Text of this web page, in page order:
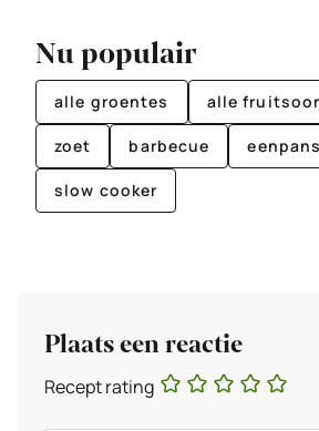
Nu populair
alle groentes alle
zoet barbecue
slow cooker
Plaats een reactie
Recept rating